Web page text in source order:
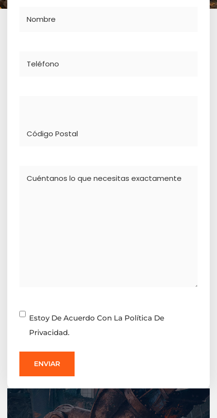
Consentimiento
Estoy De Acuerdo Con La Política De
Privacidad.